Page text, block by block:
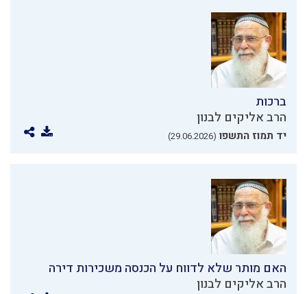
ברכות
הרב אליקים לבנון
יד תמוז התשפו (29.06.2026)
האם מותר שלא לדווח על הכנסה משכירות דירה
הרב אליקים לבנון